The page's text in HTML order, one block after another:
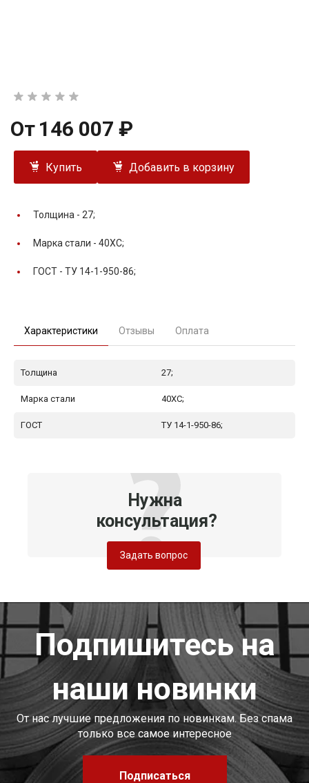
От 146 007 ₽
Купить Добавить в корзину
Толщина - 27;
Марка стали - 40ХС;
ГОСТ - ТУ 14-1-950-86;
Характеристики Отзывы Оплата
Толщина 27;
Марка стали 40ХС;
ГОСТ ТУ 14-1-950-86;
Нужна
консультация?
Задать вопрос
Подпишитесь на
наши новинки
От нас лучшие предложения по новинкам. Без спама
только все самое интересное
Подписаться